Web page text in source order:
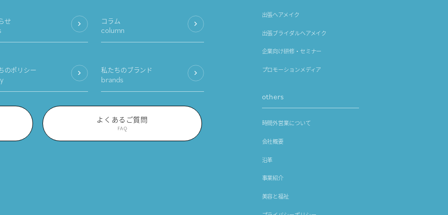
せ コラム
column
のポリシー 私たちのブランド
brands
よくあるご質問
FAQ
出張ヘアメイク
出張ブライダルヘアメイク
企業向け研修・セミナー
プロモーションメディア
others
時間外営業について
会社概要
沿革
事業紹介
美容と福祉